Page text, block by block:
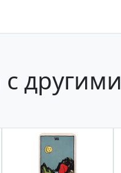
другими